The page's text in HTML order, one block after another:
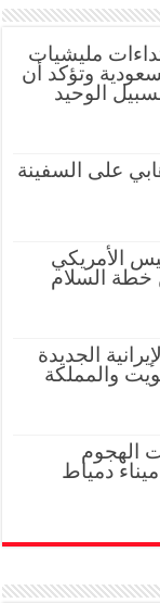
مليشيات
وتؤكد أن
الوحيد
على السفينة
الأمريكي
خطة السلام
الجديدة
والمملكة
الهجوم
دمياط